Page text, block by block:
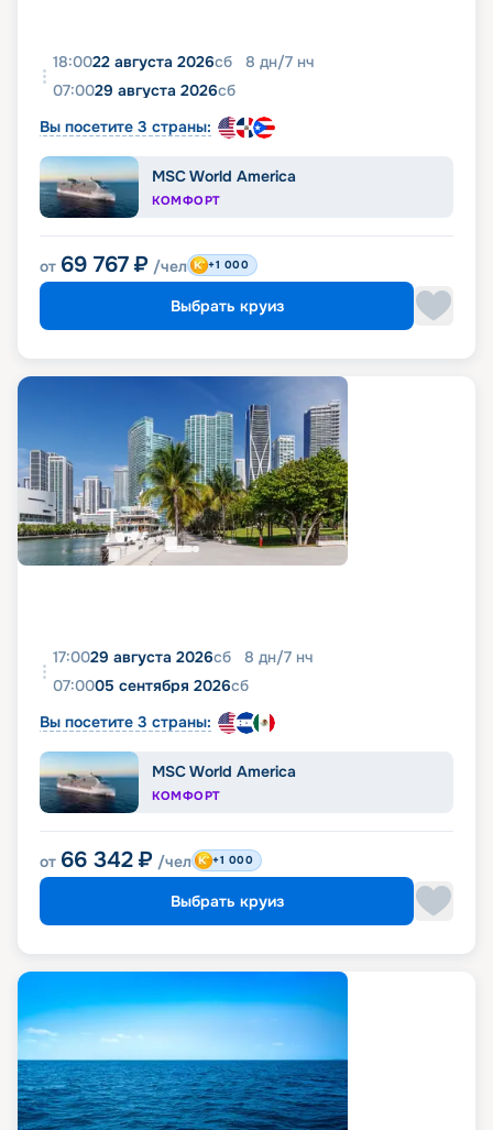
18:0022 августа 2026сб 8 дн/7 нч
07:0029 августа 2026сб
Вы посетите 3 страны:
MSC World America
КОМФОРТ
от 69 767 ₽ /чел +1 000
Выбрать круиз
17:0029 августа 2026сб 8 дн/7 нч
07:0005 сентября 2026сб
Вы посетите 3 страны:
MSC World America
КОМФОРТ
от 66 342 ₽ /чел +1 000
Выбрать круиз